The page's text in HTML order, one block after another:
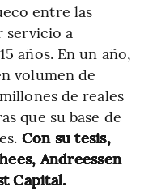
entre las
servicio a
años. En un año,
volumen de
de reales
que su base de
Con su tesis,
Andreessen
Capital.